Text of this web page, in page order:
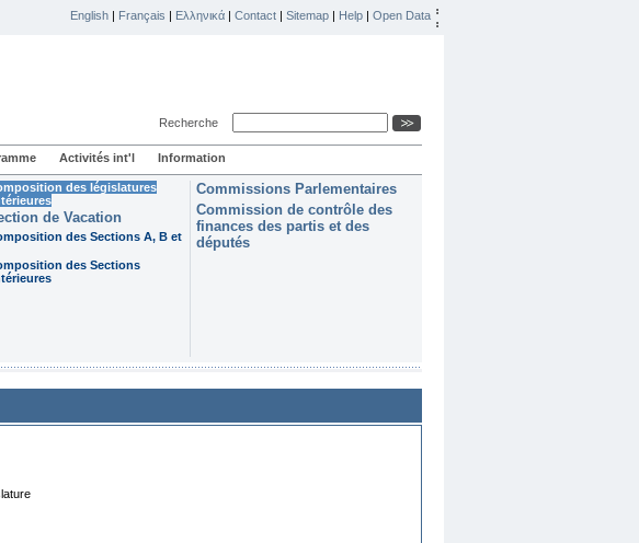
English | Français | Ελληνικά | Contact | Sitemap | Help | Open Data
Recherche
Activités int'l Information
des législatures
de Vacation
des Sections A, B et
des Sections
Commissions Parlementaires
Commission de contrôle des
finances des partis et des
députés